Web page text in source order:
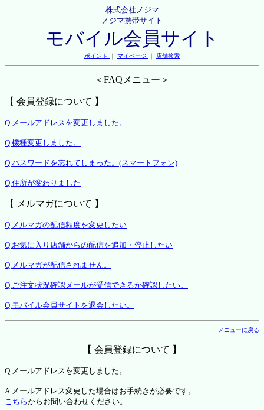
株式会社ノジマ
ノジマ携帯サイト
モバイル会員サイト
ポイント ｜ マイページ ｜ 店舗検索
＜FAQメニュー＞
【 会員登録について 】
Q.メールアドレスを変更しました。
Q.機種変更しました。
Q.パスワードを忘れてしまった。(スマートフォン)
Q.住所が変わりました
【 メルマガについて 】
Q.メルマガの配信頻度を変更したい
Q.お気に入り店舗からの配信を追加・停止したい
Q.メルマガが配信されません。
Q.ご注文状況確認メールが受信できるか確認したい。
Q.モバイル会員サイトを退会したい。
メニューに戻る
【 会員登録について 】
Q.メールアドレスを変更しました。
A.メールアドレス変更した場合はお手続きが必要です。
こちらからお問い合わせください。